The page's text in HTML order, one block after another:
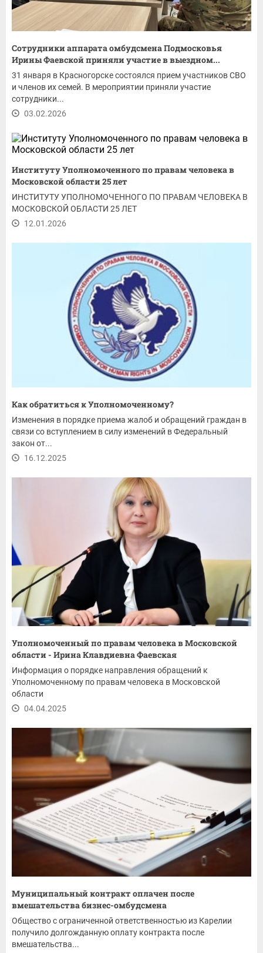
Сотрудники аппарата омбудсмена Подмосковья
Ирины Фаевской приняли участие в выездном...
31 января в Красногорске состоялся прием участников СВО
и членов их семей. В мероприятии приняли участие
сотрудники...
03.02.2026
Институту Уполномоченного по правам человека в
Московской области 25 лет
ИНСТИТУТУ УПОЛНОМОЧЕННОГО ПО ПРАВАМ ЧЕЛОВЕКА В
МОСКОВСКОЙ ОБЛАСТИ 25 ЛЕТ
12.01.2026
Как обратиться к Уполномоченному?
Изменения в порядке приема жалоб и обращений граждан в
связи со вступлением в силу изменений в Федеральный
закон от...
16.12.2025
Уполномоченный по правам человека в Московской
области - Ирина Клавдиевна Фаевская
Информация о порядке направления обращений к
Уполномоченному по правам человека в Московской
области
04.04.2025
Муниципальный контракт оплачен после
вмешательства бизнес-омбудсмена
Общество с ограниченной ответственностью из Карелии
получило долгожданную оплату контракта после
вмешательства...